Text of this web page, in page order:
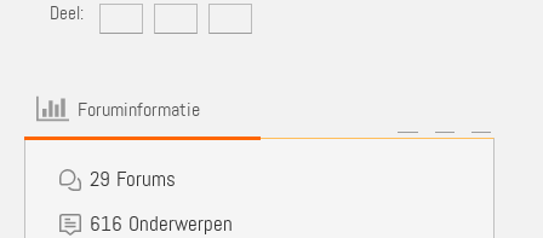
Deel:
Foruminformatie
29 Forums
616 Onderwerpen